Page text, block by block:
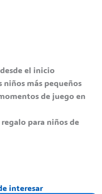
el inicio
niños más pequeños
de juego en
para niños de
interesar